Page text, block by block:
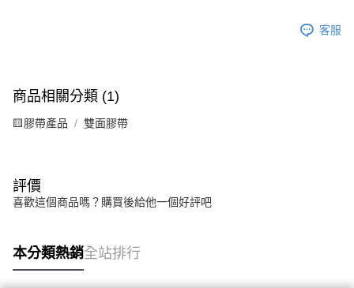
客服
商品相關分類 (1)
🟨膠帶產品 雙面膠帶
評價
喜歡這個商品嗎？購買後給他一個好評吧
本分類熱銷全站排行